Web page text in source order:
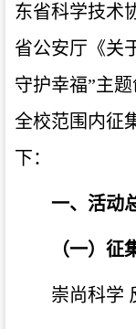
东省科学技术
省公安厅《关
守护幸福”主
全校范围内征
下：
一、活动
（一）征
崇尚科学